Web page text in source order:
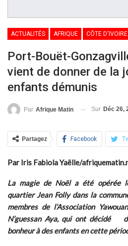
ACTUALITÉS AFRIQUE CÔTE D'IVOIRE
Port-Bouët-
vient de donner de la
enfants démunis
Par Afrique Matin Sur Déc 26,
Partagez Facebook
Par Iris Fabiola Yaëlle/
La magie de Noël a été opérée
quartier Jean Folly dans la
membres de l’Association
N’guessan Aya, qui ont décidé
bonheur à des enfants en cette